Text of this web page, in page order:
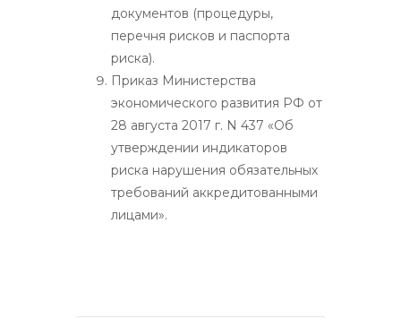
документов (процедуры,
перечня рисков и паспорта
риска).
Приказ Министерства
экономического развития РФ от
28 августа 2017 г. N 437 «Об
утверждении индикаторов
риска нарушения обязательных
требований аккредитованными
лицами».